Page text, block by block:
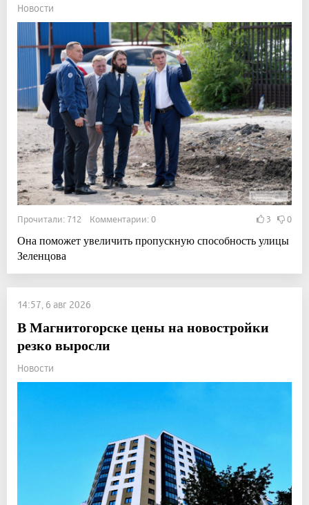
Новости
Прочитали: 712 Комментарии: 0 3 0
Она поможет увеличить пропускную способность улицы
Зеленцова
14:57, 6 авг 2026
В Магнитогорске цены на новостройки
резко выросли
Новости